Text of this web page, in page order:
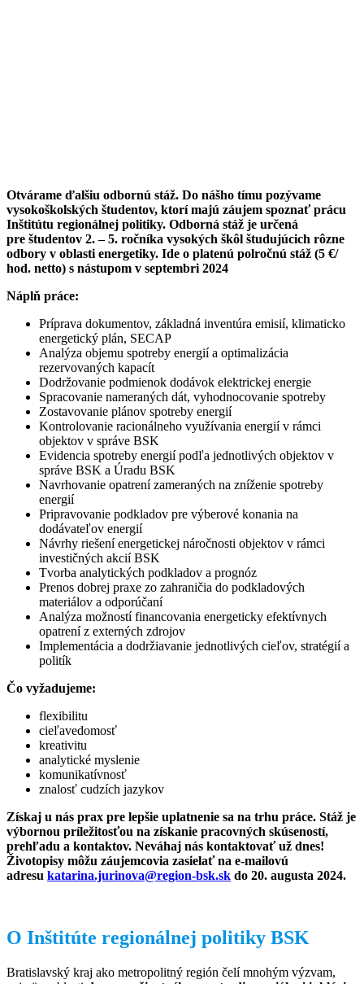
Otvárame ďalšiu odbornú stáž. Do nášho tímu pozývame
vysokoškolských študentov, ktorí majú záujem spoznať prácu
Inštitútu regionálnej politiky. Odborná stáž je určená
pre študentov 2. – 5. ročníka vysokých škôl študujúcich rôzne
odbory v oblasti energetiky. Ide o platenú polročnú stáž (5 €/
hod. netto) s nástupom v septembri 2024
Náplň práce:
Príprava dokumentov, základná inventúra emisií, klimaticko
energetický plán, SECAP
Analýza objemu spotreby energií a optimalizácia
rezervovaných kapacít
Dodržovanie podmienok dodávok elektrickej energie
Spracovanie nameraných dát, vyhodnocovanie spotreby
Zostavovanie plánov spotreby energií
Kontrolovanie racionálneho využívania energií v rámci
objektov v správe BSK
Evidencia spotreby energií podľa jednotlivých objektov v
správe BSK a Úradu BSK
Navrhovanie opatrení zameraných na zníženie spotreby
energií
Pripravovanie podkladov pre výberové konania na
dodávateľov energií
Návrhy riešení energetickej náročnosti objektov v rámci
investičných akcií BSK
Tvorba analytických podkladov a prognóz
Prenos dobrej praxe zo zahraničia do podkladových
materiálov a odporúčaní
Analýza možností financovania energeticky efektívnych
opatrení z externých zdrojov
Implementácia a dodržiavanie jednotlivých cieľov, stratégií a
politík
Čo vyžadujeme:
flexibilitu
cieľavedomosť
kreativitu
analytické myslenie
komunikatívnosť
znalosť cudzích jazykov
Získaj u nás prax pre lepšie uplatnenie sa na trhu práce. Stáž je
výbornou príležitosťou na získanie pracovných skúseností,
prehľadu a kontaktov. Neváhaj nás kontaktovať už dnes!
Životopisy môžu záujemcovia zasielať na e-mailovú
adresu katarina.jurinova@region-bsk.sk do 20. augusta 2024.
O Inštitúte regionálnej politiky BSK
Bratislavský kraj ako metropolitný región čelí mnohým výzvam,